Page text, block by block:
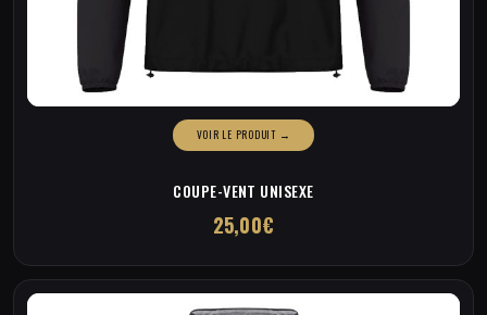
COUPE-VENT UNISEXE
€
25,00
produit
a
plusieurs